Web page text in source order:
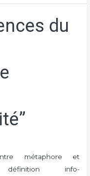
du
métaphore et
définition info-